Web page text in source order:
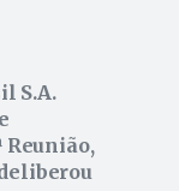
S.A.
Reunião,